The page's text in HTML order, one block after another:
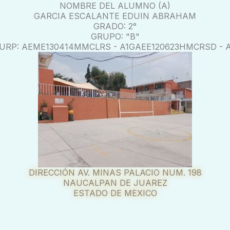
NOMBRE DEL ALUMNO (A)
GARCIA ESCALANTE EDUIN ABRAHAM
GRADO: 2°
GRUPO: "B"
AEME130414MMCLRS - A1GAEE120623HMCRSD -
DIRECCIÓN AV. MINAS PALACIO NUM. 198
NAUCALPAN DE JUAREZ
ESTADO DE MEXICO